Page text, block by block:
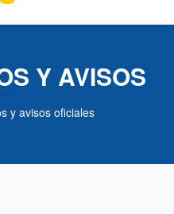
Y AVISOS
y avisos oficiales